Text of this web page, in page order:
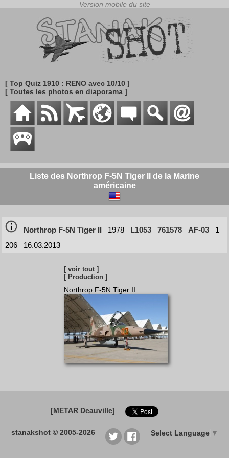
[ Top Quiz 1910 : RENO avec 10/10 ]
[ Toutes les photos en diaporama ]
Liste des Northrop F-5N Tiger II de la Marine
américaine
Northrop F-5N Tiger II 1978 L1053 761578 AF-03
1
206
16.03.2013
[ voir tout ]
[ Production ]
Northrop F-5N Tiger II
[METAR Deauville]
stanakshot © 2005-2026 Select Language ▼